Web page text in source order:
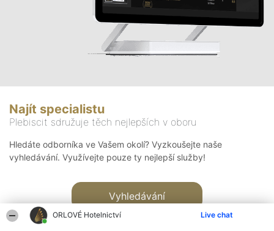
ORLOVÉ Hotelnictví Live chat
Najít specialistu
Plebiscit sdružuje těch nejlepších v oboru
Hledáte odborníka ve Vašem okolí? Vyzkoušejte naše
vyhledávání. Využívejte pouze ty nejlepší služby!
Vyhledávání